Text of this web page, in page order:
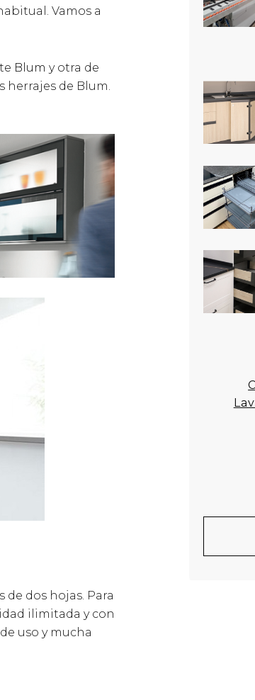
Vamos a
Blum y otra de
herrajes de Blum.
dos hojas. Para
ilimitada y con
uso y mucha